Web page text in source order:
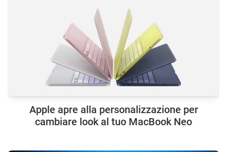
Apple apre alla personalizzazione per
cambiare look al tuo MacBook Neo